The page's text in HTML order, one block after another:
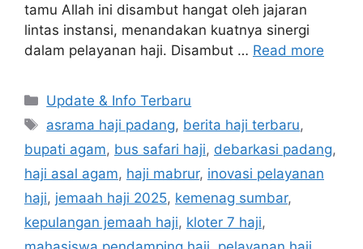
tamu Allah ini disambut hangat oleh jajaran
lintas instansi, menandakan kuatnya sinergi
dalam pelayanan haji. Disambut … Read more
Categories
Update & Info Terbaru
Tags
asrama haji padang, berita haji terbaru,
bupati agam, bus safari haji, debarkasi padang,
haji asal agam, haji mabrur, inovasi pelayanan
haji, jemaah haji 2025, kemenag sumbar,
kepulangan jemaah haji, kloter 7 haji,